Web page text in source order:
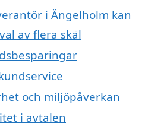
i Ängelholm kan
av flera skäl
och miljöpåverkan
i avtalen